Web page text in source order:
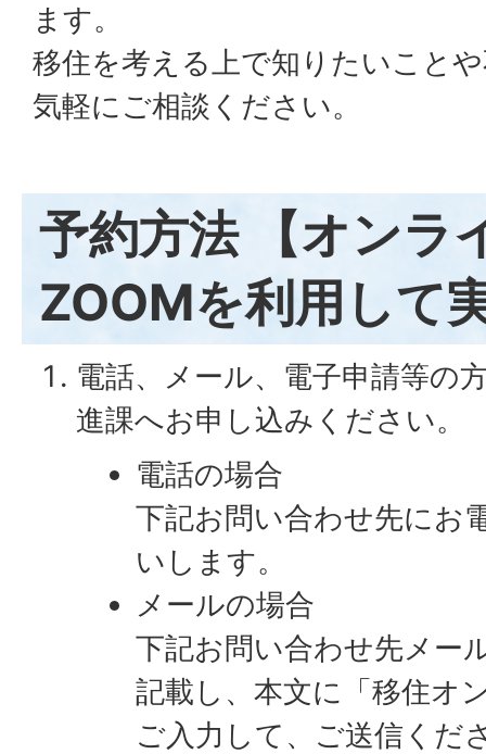
ます。
移住を考える上で知りたいこと
気軽にご相談ください。
予約方法 【オンラ
ZOOMを利用して
電話、メール、電子申請等の
進課へお申し込みください。
電話の場合
下記お問い合わせ先にお
いします。
メールの場合
下記お問い合わせ先メー
記載し、本文に「移住オ
ご入力して、ご送信くだ